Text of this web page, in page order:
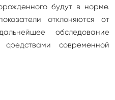
будут в норме.
отклоняются от
обследование
современной